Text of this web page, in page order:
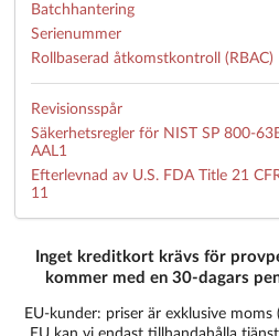
Batchhantering
Serienummer
Rollbaserad åtkomstkontroll (RBAC)
Revisionsspår
Säkerhetsregler för NIST SP 800-
AAL1
Efterlevnad av U.S. FDA Title 21
11
Inget kreditkort krävs för
kommer med en 30-dagars
EU-kunder: priser är exklusive